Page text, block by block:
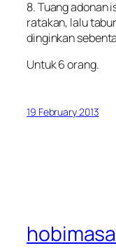
8. Tuang adonan
ratakan, lalu
dinginkan
Untuk 6 orang.
19 February 2013